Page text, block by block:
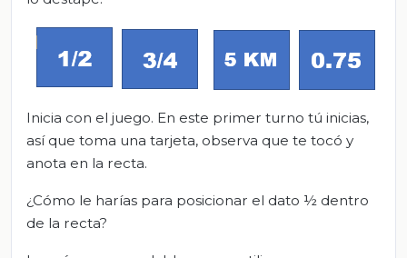
Inicia con el juego. En este primer turno tú inicias,
así que toma una tarjeta, observa que te tocó y
anota en la recta.
¿Cómo le harías para posicionar el dato ½ dentro
de la recta?